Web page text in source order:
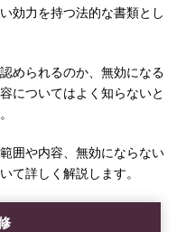
効力を持つ法的な書類とし
められるのか、無効になる
についてはよく知らないと
囲や内容、無効にならない
て詳しく解説します。